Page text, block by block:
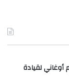
أوغاني لقيادة